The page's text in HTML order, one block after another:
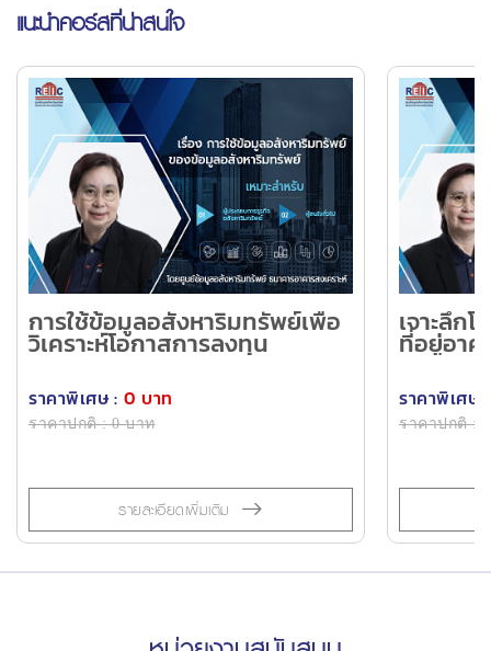
แนะนำคอร์สที่น่าสนใจ
การใช้ข้อมูลอสังหาริมทรัพย์เพื่อ
วิเคราะห์โอกาสการลงทุน
ราคาพิเศษ : 0 บาท
ราคาปกติ : 0 บาท
รายละเอียดเพิ่มเติม
เจาะลึก
ที่อยู่อาศั
สนาม ข
ราคาพิเศษ :
ราคาปกติ :